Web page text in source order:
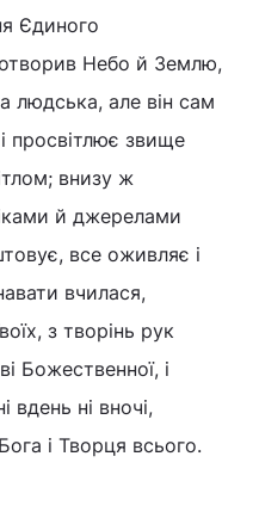
Єдиного
Небо й Землю,
людська, але він сам
просвітлює звище
внизу ж
й джерелами
все оживляє і
вчилася,
з творінь рук
Божественної, і
ні вночі,
і Творця всього.